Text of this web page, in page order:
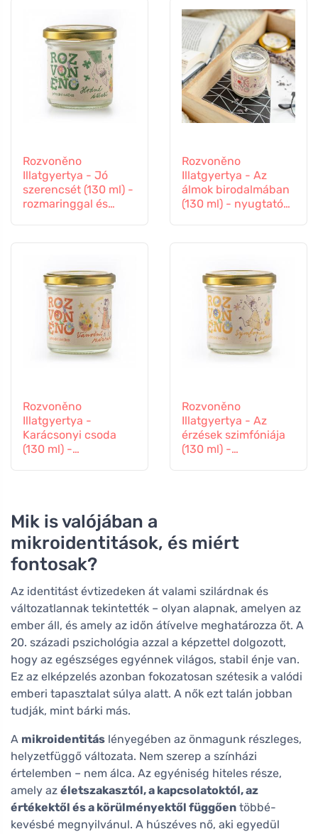
Rozvoněno
Illatgyertya - Jó
szerencsét (130 ml) -
rozmaringgal és
Rozvoněno
Illatgyertya - Az
álmok birodalmában
(130 ml) - nyugtató
Rozvoněno
Illatgyertya -
Karácsonyi csoda
(130 ml) -
Rozvoněno
Illatgyertya - Az
érzések szimfóniája
(130 ml) -
Mik is valójában a
mikroidentitások, és miért
fontosak?
Az identitást évtizedeken át valami szilárdnak és
változatlannak tekintették – olyan alapnak, amelyen az
ember áll, és amely az időn átívelve meghatározza őt. A
20. századi pszichológia azzal a képzettel dolgozott,
hogy az egészséges egyénnek világos, stabil énje van.
Ez az elképzelés azonban fokozatosan szétesik a valódi
emberi tapasztalat súlya alatt. A nők ezt talán jobban
tudják, mint bárki más.
A mikroidentitás lényegében az önmagunk részleges,
helyzetfüggő változata. Nem szerep a színházi
értelemben – nem álca. Az egyéniség hiteles része,
amely az életszakasztól, a kapcsolatoktól, az
értékektől és a körülményektől függően többé-
kevésbé megnyilvánul. A húszéves nő, aki egyedül